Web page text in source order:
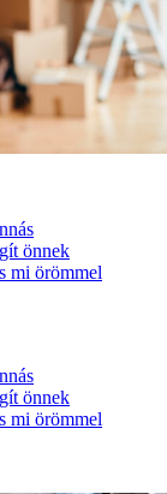
önnek
mi örömmel
önnek
mi örömmel